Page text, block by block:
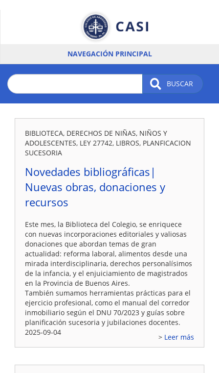
NAVEGACIÓN PRINCIPAL
BUSCAR
BIBLIOTECA, DERECHOS DE NIÑAS, NIÑOS Y
ADOLESCENTES, LEY 27742, LIBROS, PLANFICACION
SUCESORIA
Novedades bibliográficas|
Nuevas obras, donaciones y
recursos
Este mes, la Biblioteca del Colegio, se enriquece
con nuevas incorporaciones editoriales y valiosas
donaciones que abordan temas de gran
actualidad: reforma laboral, alimentos desde una
mirada interdisciplinaria, derechos personalísimos
de la infancia, y el enjuiciamiento de magistrados
en la Provincia de Buenos Aires.
También sumamos herramientas prácticas para el
ejercicio profesional, como el manual del corredor
inmobiliario según el DNU 70/2023 y guías sobre
planificación sucesoria y jubilaciones docentes.
2025-09-04
Leer más